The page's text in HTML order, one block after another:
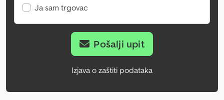
Ja sam trgovac
Pošalji upit
Izjava o zaštiti podataka